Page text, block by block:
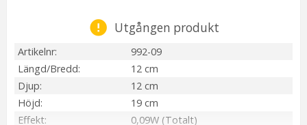
Utgången produkt
Artikelnr
992-09
Längd/Bredd
12 cm
Djup
12 cm
Höjd
19 cm
Effekt
0,09W (Totalt)